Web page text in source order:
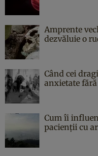
Amprente
dezvăluie o
Când cei
anxietate fără
Cum îi
pacienții cu